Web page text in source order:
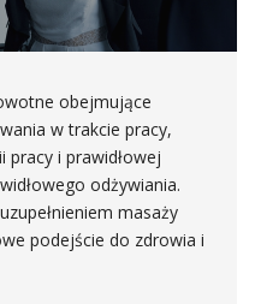
obejmujące
w trakcie pracy,
i prawidłowej
odżywiania.
masaży
podejście do zdrowia i